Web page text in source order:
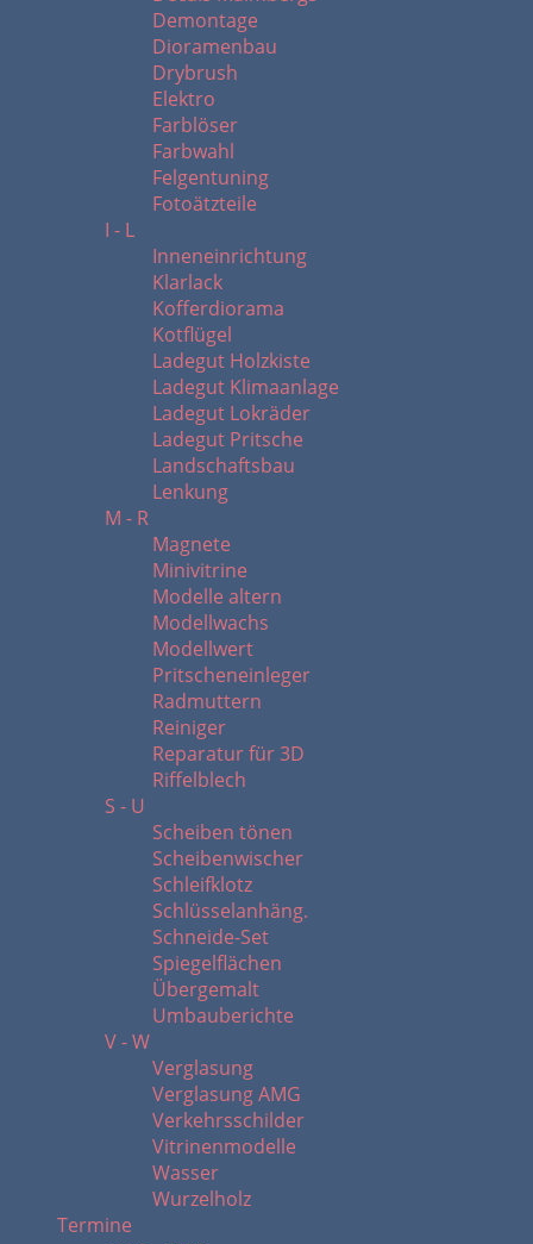
Demontage
Dioramenbau
Drybrush
Elektro
Farblöser
Farbwahl
Felgentuning
Fotoätzteile
I - L
Inneneinrichtung
Klarlack
Kofferdiorama
Kotflügel
Ladegut Holzkiste
Ladegut Klimaanlage
Ladegut Lokräder
Ladegut Pritsche
Landschaftsbau
Lenkung
M - R
Magnete
Minivitrine
Modelle altern
Modellwachs
Modellwert
Pritscheneinleger
Radmuttern
Reiniger
Reparatur für 3D
Riffelblech
S - U
Scheiben tönen
Scheibenwischer
Schleifklotz
Schlüsselanhäng.
Schneide-Set
Spiegelflächen
Übergemalt
Umbauberichte
V - W
Verglasung
Verglasung AMG
Verkehrsschilder
Vitrinenmodelle
Wasser
Wurzelholz
Termine